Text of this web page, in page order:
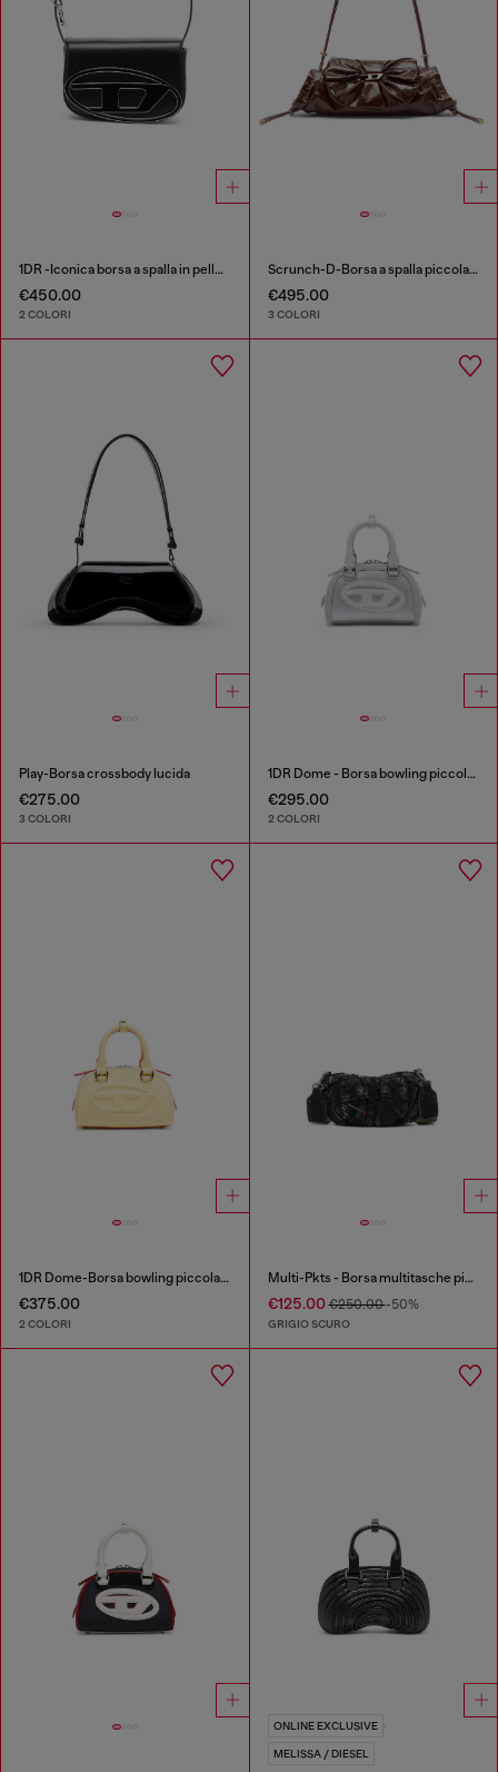
1DR -Iconica borsa a spalla in pelle con charms sul manico
€450.00
2 COLORI
Scrunch-D-Borsa a spalla piccola arricciata in pelle lucida
€495.00
3 COLORI
Play-Borsa crossbody lucida
€275.00
3 COLORI
1DR Dome - Borsa bowling piccola in raso e scamosciato
€295.00
2 COLORI
1DR Dome-Borsa bowling piccola in pelle
€375.00
2 COLORI
Multi-Pkts - Borsa multitasche piccola in denim washed
€125.00€250.00-50%
GRIGIO SCURO
ONLINE EXCLUSIVE
MELISSA / DIESEL